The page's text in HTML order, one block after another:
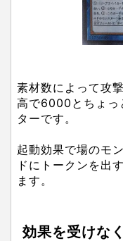
素材数によって攻
高で6000とちょっ
ターです。
起動効果で場のモ
ドにトークンを出
ます。
効果を受けな